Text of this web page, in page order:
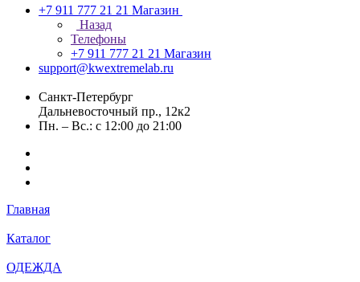
+7 911 777 21 21 Магазин
Назад
Телефоны
+7 911 777 21 21 Магазин
support@kwextremelab.ru
Санкт-Петербург
Дальневосточный пр., 12к2
Пн. – Вс.: с 12:00 до 21:00
Главная
Каталог
ОДЕЖДА